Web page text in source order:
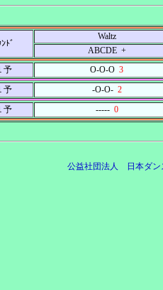
ﾄﾞ
Waltz
ABCDE +
予 O-O-O 3
予 -O-O-2
予 -----0
公益社団法人 日本ダ